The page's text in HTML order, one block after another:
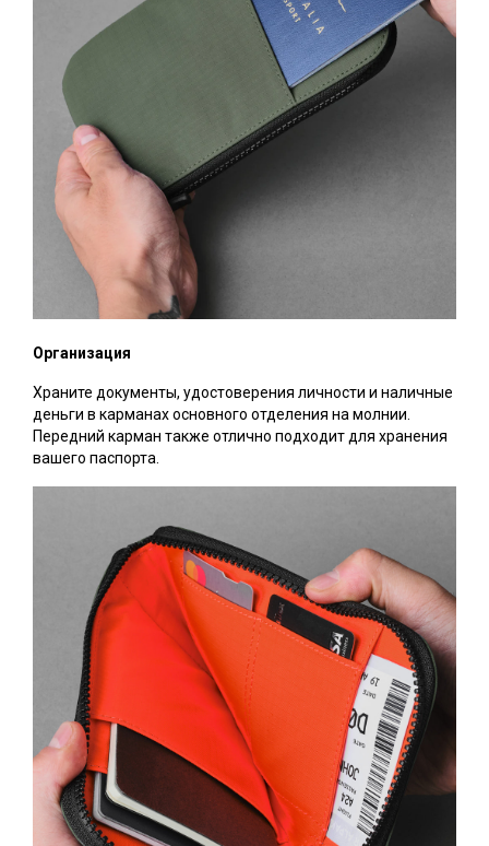
Организация
Храните документы, удостоверения личности и наличные
деньги в карманах основного отделения на молнии.
Передний карман также отлично подходит для хранения
вашего паспорта.